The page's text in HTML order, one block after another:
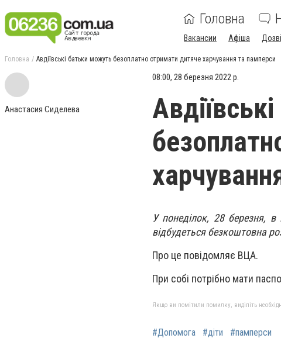
Головна
Вакансии Афіша
Головна Авдіївські батьки можуть безоплатно отримати дитяче харчування та памперси
Анастасия Сиделева
08:00, 28 березня 2022 р.
У понеділок, 28 березня, в
відбудеться безкоштовна
Про це повідомляє ВЦА.
При собі потрібно мати
Якщо ви помітили помилку, виділіть
#Допомога #діти #памперси